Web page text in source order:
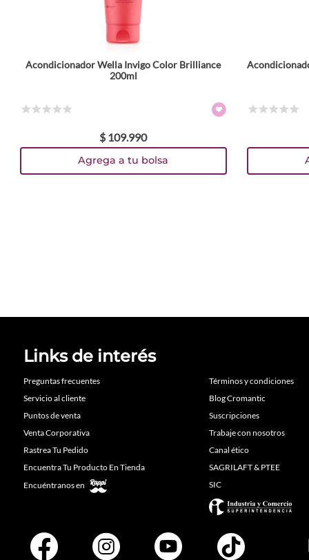
Acondicionador Wella Invigo Color Brilliance
200ml
$ 109.990
Agrega a tu bolsa
Links de interés
Preguntas frecuentes
Servicio al cliente
Puntos de venta
Venta Corporativa
Rastrea Tu Pedido
Encuentra Tu Producto En Tienda
Encuéntranos en
Términos y condiciones
Blog Cromantic
Suscripciones
Trabaje con nosotros
Canal ético
SAGRILAFT & PTEE
SIC